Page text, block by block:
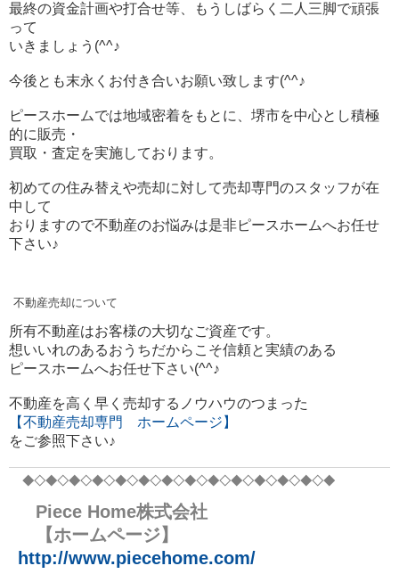
最終の資金計画や打合せ等、もうしばらく 二人三脚で頑張
って
いきましょう(^^♪
今後とも末永くお付き合いお願い致します(^^♪
ピースホームでは地域密着をもとに、堺市を中心とし積極
的に販売・
買取・ 査定を実施しております。
初めての住み替えや売却に対して売却専門のスタッフが在
中して
おりますので不動産のお悩みは是非ピースホームへお任せ
下さい♪
不動産売却について
所有不動産はお客様の大切なご資産です。
想いいれのあるおうちだからこそ信頼と実績のある
ピースホームへお任せ下さい(^^♪
不動産を高く早く売却するノウハウのつまった
【不動産売却専門 ホームページ】
をご参照下さい♪
◆◇◆◇◆◇◆◇◆◇◆◇◆◇◆◇◆◇◆◇◆◇◆◇◆◇◆
Piece Home株式会社
【ホームページ】
http://www.piecehome.com/